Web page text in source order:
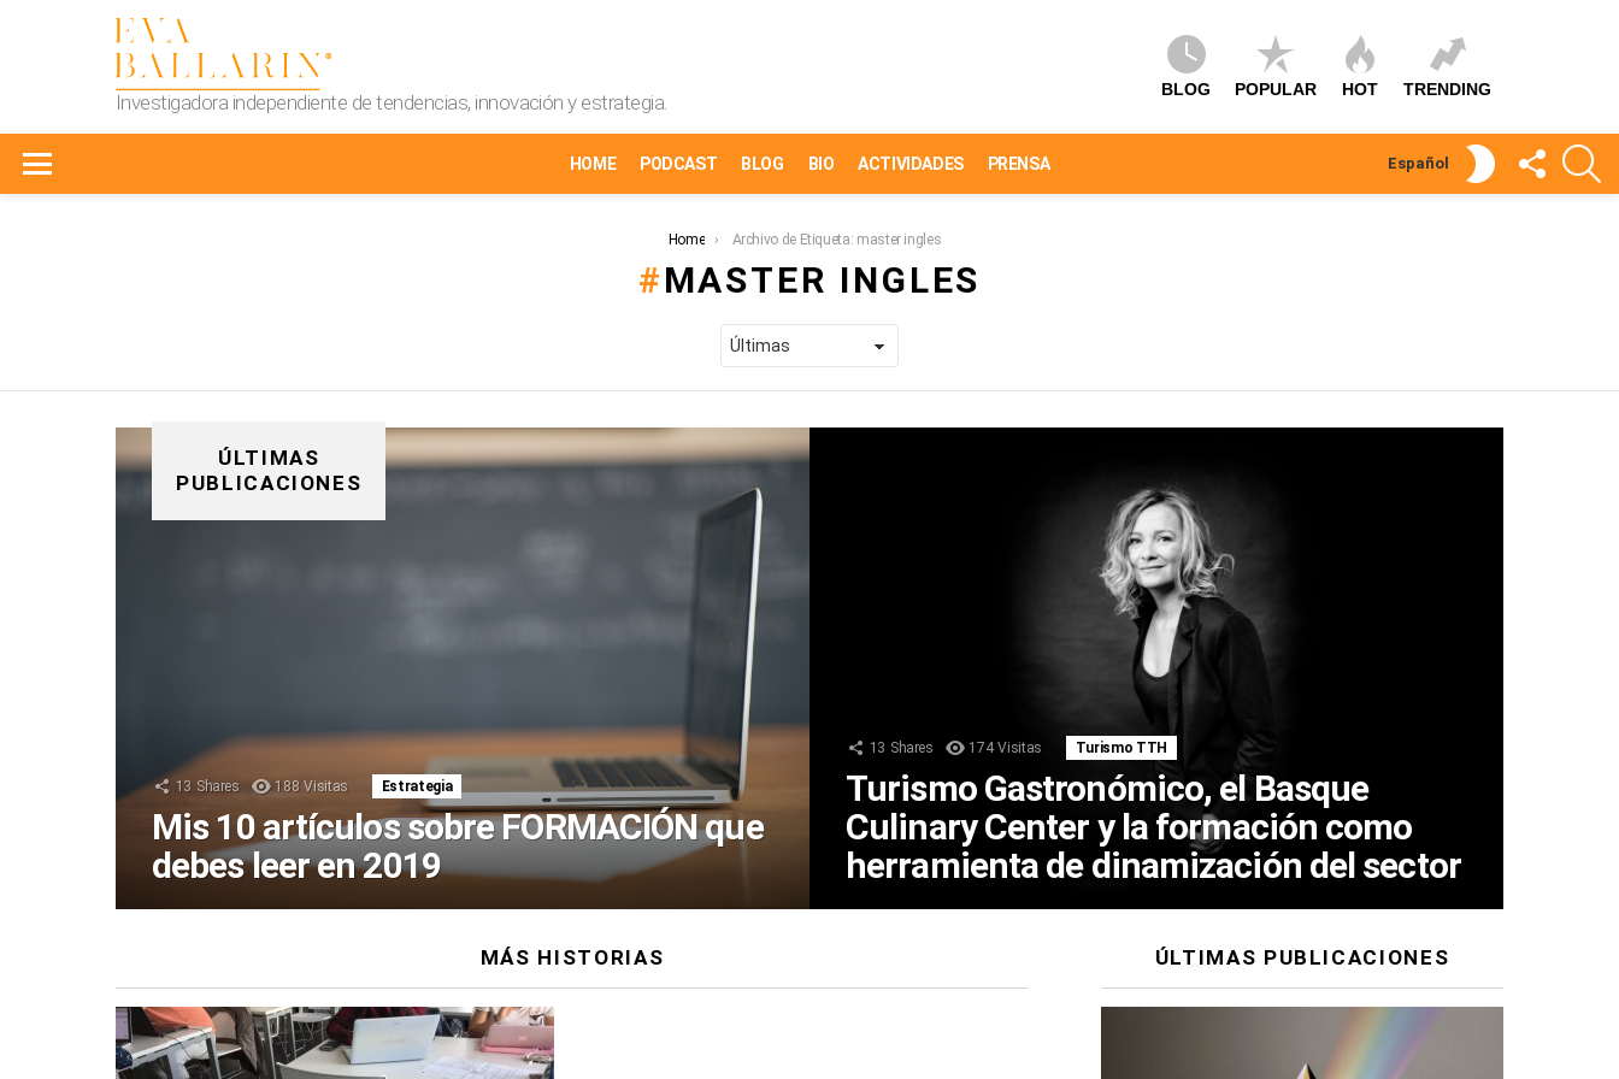
Investigadora independiente de tendencias, innovación y estrategia.
BLOG POPULAR HOT TRENDING
HOME PODCAST BLOG BIO ACTIVIDADES PRENSA Español
SKIN
SÍGUEME
Home Archivo de Etiqueta: master ingles
MASTER INGLES
ÚLTIMAS
PUBLICACIONES
13 Shares 188 Visitas Estrategia
Mis 10 artículos sobre FORMACIÓN que
debes leer en 2019
13 Shares 174 Visitas Turismo TTH
Turismo Gastronómico, el Basque
Culinary Center y la formación como
herramienta de dinamización del sector
MÁS HISTORIAS ÚLTIMAS PUBLICACIONES